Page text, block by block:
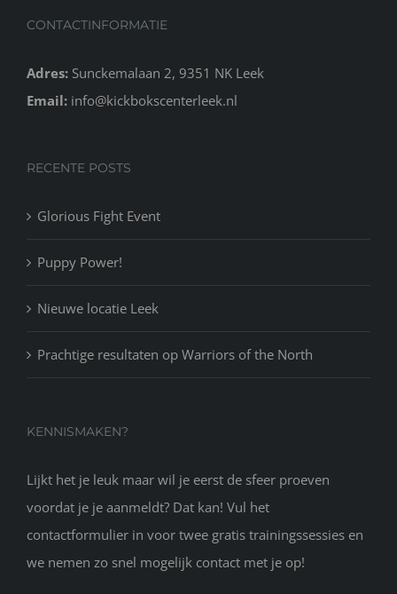
CONTACTINFORMATIE
Adres: Sunckemalaan 2, 9351 NK Leek
Email: info@kickbokscenterleek.nl
RECENTE POSTS
Glorious Fight Event
Puppy Power!
Nieuwe locatie Leek
Prachtige resultaten op Warriors of the North
KENNISMAKEN?
Lijkt het je leuk maar wil je eerst de sfeer proeven
voordat je je aanmeldt? Dat kan! Vul het
contactformulier in voor twee gratis trainingssessies en
we nemen zo snel mogelijk contact met je op!